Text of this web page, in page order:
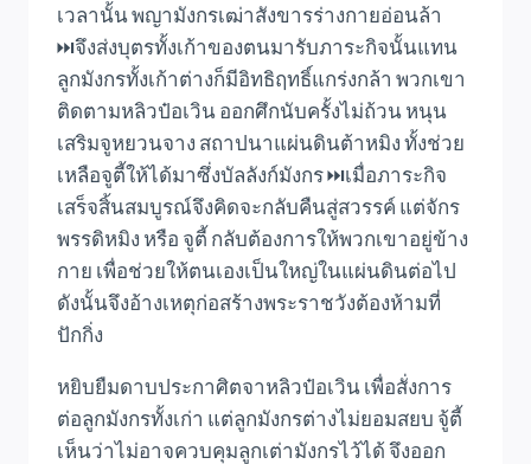
เวลานั้น พญามังกรเฒ่าสังขารร่างกายอ่อนล้า
⏭️จึงส่งบุตรทั้งเก้าของตนมารับภาระกิจนั้นแทน
ลูกมังกรทั้งเก้าต่างก็มีอิทธิฤทธิ์แกร่งกล้า พวกเขา
ติดตามหลิวป๋อเวิน ออกศึกนับครั้งไม่ถ้วน หนุน
เสริมจูหยวนจาง สถาปนาแผ่นดินต้าหมิง ทั้งช่วย
เหลือจูตี้ให้ได้มาซึ่งบัลลังก์มังกร ⏭️เมื่อภาระกิจ
เสร็จสิ้นสมบูรณ์จึงคิดจะกลับคืนสู่สวรรค์ แต่จักร
พรรดิหมิง หรือ จูตี้ กลับต้องการให้พวกเขาอยู่ข้าง
กาย เพื่อช่วยให้ตนเองเป็นใหญ่ในแผ่นดินต่อไป
ดังนั้นจึงอ้างเหตุก่อสร้างพระราชวังต้องห้ามที่
ปักกิ่ง
หยิบยืมดาบประกาศิตจาหลิวป๋อเวิน เพื่อสั่งการ
ต่อลูกมังกรทั้งเก่า แต่ลูกมังกรต่างไม่ยอมสยบ จู้ตี้
เห็นว่าไม่อาจควบคุมลูกเต่ามังกรไว้ได้ จึงออก